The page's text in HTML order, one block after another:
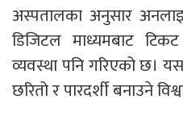
अस्पतालका अनुसार
डिजिटल माध्यमबाट
व्यवस्था पनि गरिएको छ।
छरितो र पारदर्शी बनाउने